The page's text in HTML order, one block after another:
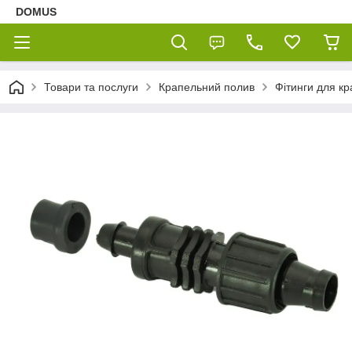
DOMUS
Товари та послуги Крапельний полив Фітинги для